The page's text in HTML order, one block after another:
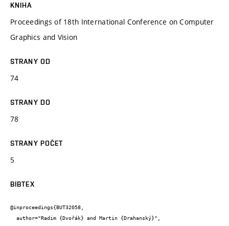
KNIHA
Proceedings of 18th International Conference on Computer
Graphics and Vision
STRANY OD
74
STRANY DO
78
STRANY POČET
5
BIBTEX
@inproceedings{BUT32058,